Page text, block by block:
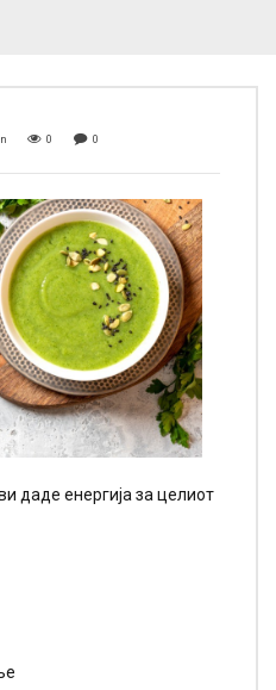
0 0
даде енергија за целиот